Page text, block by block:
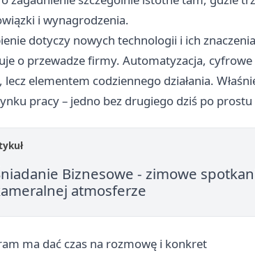
i wynagrodzenia.
dotyczy nowych technologii i ich
o przewadze firmy. Automatyzacja,
elementem codziennego działania.
pracy – jedno bez drugiego dziś po prostu
Biznesowe - zimowe
atmosferze
ma dać czas na rozmowę i konkret